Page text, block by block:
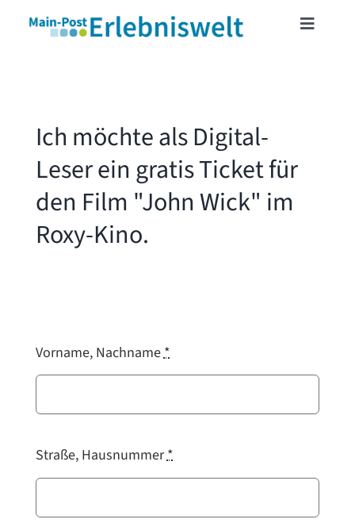
Toggle
MAINFRANKENCARD
TICKETSHOP
VERANSTALTUNGEN
LESERAKTIONEN
Ich möchte als Digital-
Leser ein gratis Ticket für
den Film "John Wick" im
Roxy-Kino.
Vorname, Nachname*
Straße, Hausnummer*